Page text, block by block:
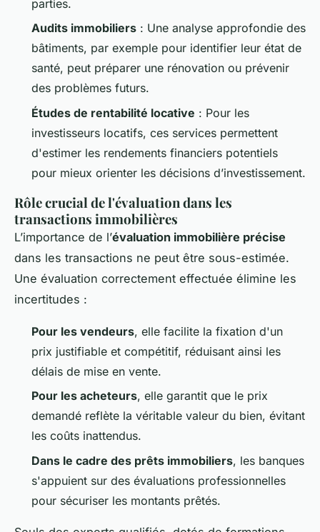
parties.
Audits immobiliers : Une analyse approfondie des
bâtiments, par exemple pour identifier leur état de
santé, peut préparer une rénovation ou prévenir
des problèmes futurs.
Études de rentabilité locative : Pour les
investisseurs locatifs, ces services permettent
d'estimer les rendements financiers potentiels
pour mieux orienter les décisions d’investissement.
Rôle crucial de l'évaluation dans les
transactions immobilières
L’importance de l’évaluation immobilière précise
dans les transactions ne peut être sous-estimée.
Une évaluation correctement effectuée élimine les
incertitudes :
Pour les vendeurs, elle facilite la fixation d'un
prix justifiable et compétitif, réduisant ainsi les
délais de mise en vente.
Pour les acheteurs, elle garantit que le prix
demandé reflète la véritable valeur du bien, évitant
les coûts inattendus.
Dans le cadre des prêts immobiliers, les banques
s'appuient sur des évaluations professionnelles
pour sécuriser les montants prêtés.